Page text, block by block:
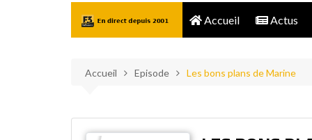
Accueil Actus
Accueil Episode Les bons plans de Marine